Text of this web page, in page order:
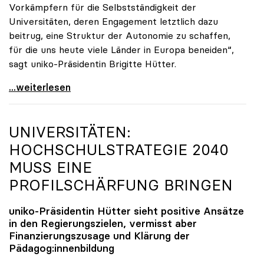
Vorkämpfern für die Selbstständigkeit der
Universitäten, deren Engagement letztlich dazu
beitrug, eine Struktur der Autonomie zu schaffen,
für die uns heute viele Länder in Europa beneiden“,
sagt uniko-Präsidentin Brigitte Hütter.
uniko trauert um ehemaligen Präsidenten Peter
...weiterlesen
UNIVERSITÄTEN:
HOCHSCHULSTRATEGIE 2040
MUSS EINE
PROFILSCHÄRFUNG BRINGEN
uniko-Präsidentin Hütter sieht positive Ansätze
in den Regierungszielen, vermisst aber
Finanzierungszusage und Klärung der
Pädagog:innenbildung